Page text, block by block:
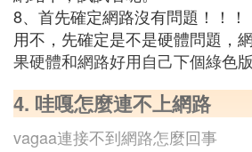
8、首先確定網路沒有問題！！
用不，先確定是不是硬體問題，
果硬體和網路好用自己下個綠色
4. 哇嘎怎麼連不上網路
vagaa連接不到網路怎麼回事